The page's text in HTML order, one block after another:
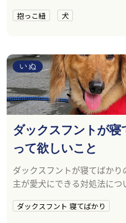
抱っこ紐 犬
いぬ
ダックスフントが
って欲しいこと
ダックスフントが寝てばか
主が愛犬にできる対処法につ
ダックスフント 寝てばかり